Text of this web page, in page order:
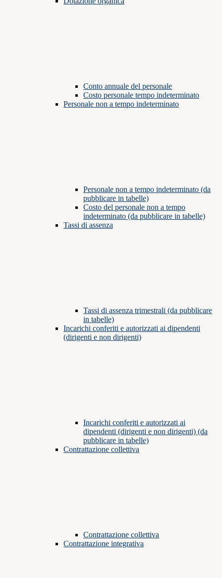
Conto annuale del personale
Costo personale tempo indeterminato
Personale non a tempo indeterminato
Personale non a tempo indeterminato (da
pubblicare in tabelle)
Costo del personale non a tempo
indeterminato (da pubblicare in tabelle)
Tassi di assenza
Tassi di assenza trimestrali (da pubblicare
in tabelle)
Incarichi conferiti e autorizzati ai dipendenti
(dirigenti e non dirigenti)
Incarichi conferiti e autorizzati ai
dipendenti (dirigenti e non dirigenti) (da
pubblicare in tabelle)
Contrattazione collettiva
Contrattazione collettiva
Contrattazione integrativa